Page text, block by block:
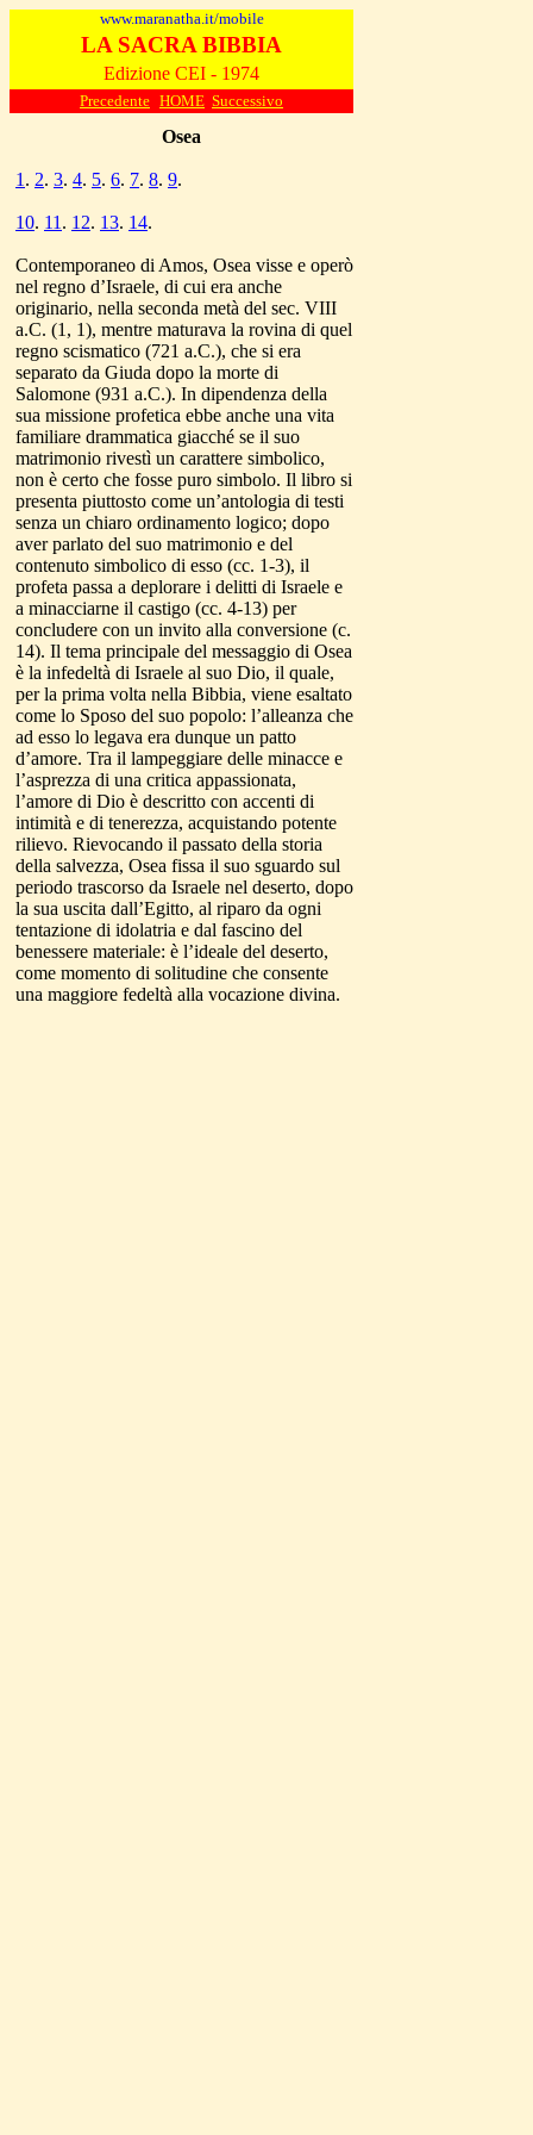
www.maranatha.it/mobile
LA SACRA BIBBIA
Edizione CEI - 1974
Precedente HOME Successivo
Osea
1 . 2. 3. 4. 5. 6. 7. 8. 9.
10. 11 . 12. 13. 14.
Contemporaneo di Amos, Osea visse e operò
nel regno d’Israele, di cui era anche
originario, nella seconda metà del sec. VIII
a.C. (1, 1), mentre maturava la rovina di quel
regno scismatico (721 a.C.), che si era
separato da Giuda dopo la morte di
Salomone (931 a.C.). In dipendenza della
sua missione profetica ebbe anche una vita
familiare drammatica giacché se il suo
matrimonio rivestì un carattere simbolico,
non è certo che fosse puro simbolo. Il libro si
presenta piuttosto come un’antologia di testi
senza un chiaro ordinamento logico; dopo
aver parlato del suo matrimonio e del
contenuto simbolico di esso (cc. 1-3), il
profeta passa a deplorare i delitti di Israele e
a minacciarne il castigo (cc. 4-13) per
concludere con un invito alla conversione (c.
14). Il tema principale del messaggio di Osea
è la infedeltà di Israele al suo Dio, il quale,
per la prima volta nella Bibbia, viene esaltato
come lo Sposo del suo popolo: l’alleanza che
ad esso lo legava era dunque un patto
d’amore. Tra il lampeggiare delle minacce e
l’asprezza di una critica appassionata,
l’amore di Dio è descritto con accenti di
intimità e di tenerezza, acquistando potente
rilievo. Rievocando il passato della storia
della salvezza, Osea fissa il suo sguardo sul
periodo trascorso da Israele nel deserto, dopo
la sua uscita dall’Egitto, al riparo da ogni
tentazione di idolatria e dal fascino del
benessere materiale: è l’ideale del deserto,
come momento di solitudine che consente
una maggiore fedeltà alla vocazione divina.